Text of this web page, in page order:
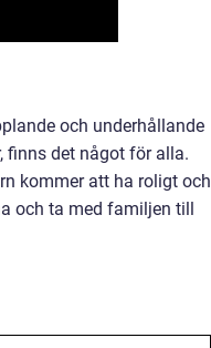
och underhållande
finns det något för alla.
kommer att ha roligt och
och ta med familjen till